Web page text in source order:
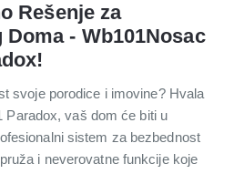
Rešenje za
- Wb101Nosac
svoje porodice i imovine? Hvala
Paradox, vaš dom će biti u
sistem za bezbednost
i neverovatne funkcije koje